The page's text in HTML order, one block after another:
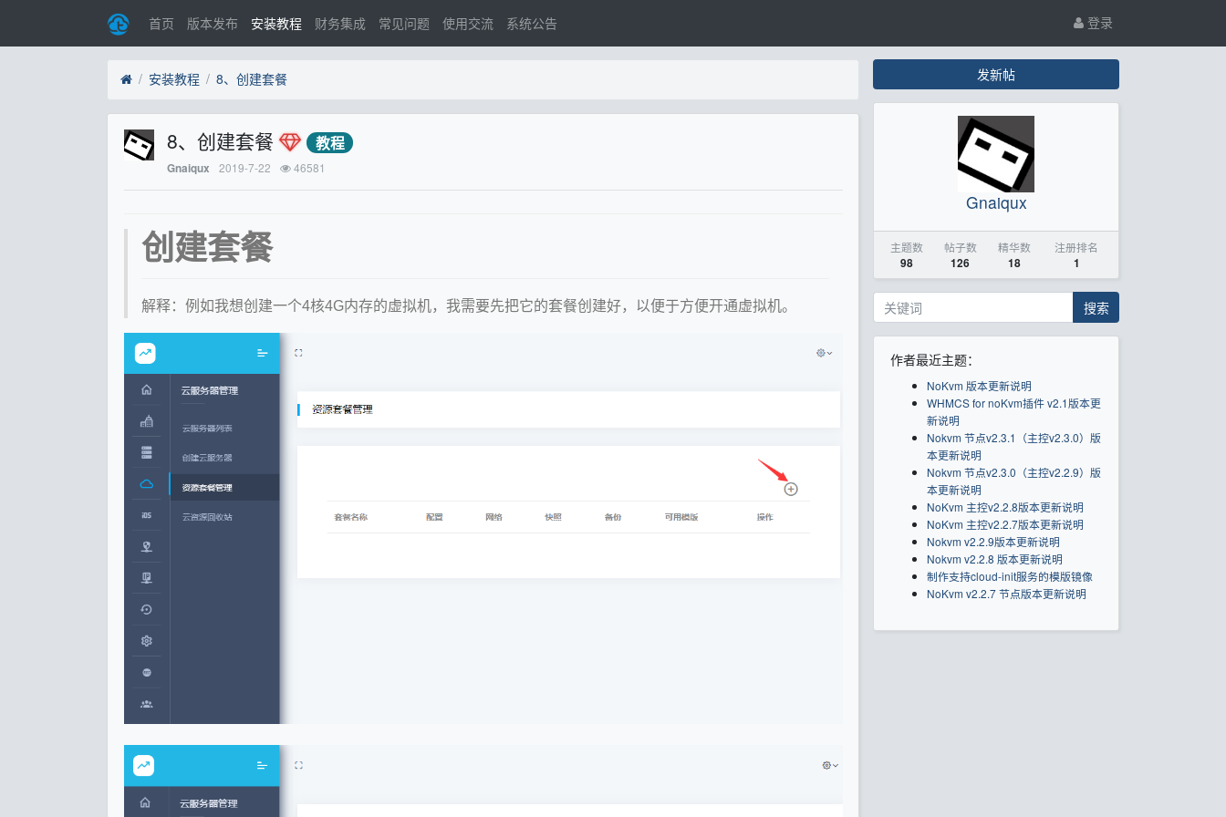
首页 版本发布 安装教程 财务集成 常见问题 使用交流 系统公告 登录
安装教程 8、创建套餐
8、创建套餐 教程
Gnaiqux 2019-7-22 46581
创建套餐
解释：例如我想创建一个4核4G内存的虚拟机，我需要先把它的套餐创建好，以便于方便开通虚拟机。
发新帖
Gnaiqux
主题数
98
帖子数
126
精华数
18
注册排名
1
搜索
作者最近主题：
NoKvm 版本更新说明
WHMCS for noKvm插件 v2.1版本更
新说明
Nokvm 节点v2.3.1（主控v2.3.0）版
本更新说明
Nokvm 节点v2.3.0（主控v2.2.9）版
本更新说明
NoKvm 主控v2.2.8版本更新说明
NoKvm 主控v2.2.7版本更新说明
Nokvm v2.2.9版本更新说明
Nokvm v2.2.8 版本更新说明
制作支持cloud-init服务的模版镜像
NoKvm v2.2.7 节点版本更新说明